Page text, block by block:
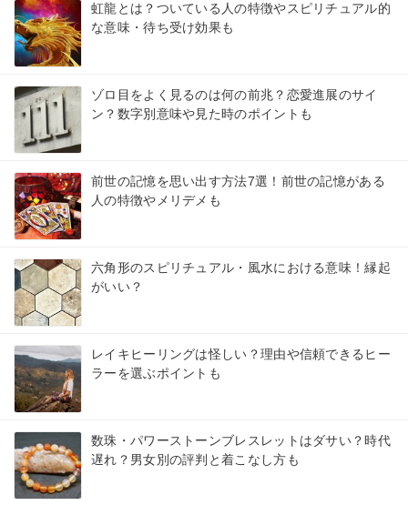
虹龍とは？ついている人の特徴やスピリチュアル的
な意味・待ち受け効果も
ゾロ目をよく見るのは何の前兆？恋愛進展のサイ
ン？数字別意味や見た時のポイントも
前世の記憶を思い出す方法7選！前世の記憶がある
人の特徴やメリデメも
六角形のスピリチュアル・風水における意味！縁起
がいい？
レイキヒーリングは怪しい？理由や信頼できるヒー
ラーを選ぶポイントも
数珠・パワーストーンブレスレットはダサい？時代
遅れ？男女別の評判と着こなし方も